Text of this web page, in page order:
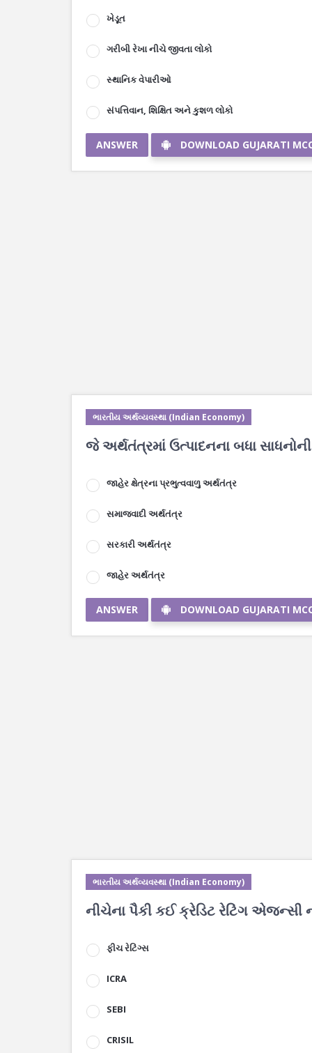
ખેડૂત
ગરીબી રેખા નીચે જીવતા લોકો
સ્થાનિક વેપારીઓ
સંપત્તિવાન, શિક્ષિત અને કુશળ લોકો
ANSWER DOWNLOAD GUJARATI
ભારતીય અર્થવ્યવસ્થા (Indian Economy)
જે અર્થતંત્રમાં ઉત્પાદનના બધા
જાહેર ક્ષેત્રના પ્રભુત્વવાળુ અર્થતંત્ર
સમાજવાદી અર્થતંત્ર
સરકારી અર્થતંત્ર
જાહેર અર્થતંત્ર
ANSWER DOWNLOAD GUJARATI
ભારતીય અર્થવ્યવસ્થા (Indian Economy)
નીચેના પૈકી કઈ ક્રેડિટ રેટિંગ એજન્સી
ફીચ રેટિંગ્સ
ICRA
SEBI
CRISIL